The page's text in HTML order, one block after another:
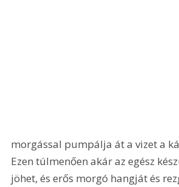
morgással pumpálja át a vizet a
Ezen túlmenően akár az egész
jöhet, és erős morgó hangját és